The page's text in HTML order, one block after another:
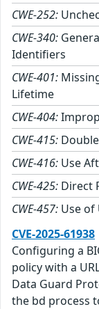
CWE-252:
CWE-340:
Identifiers
CWE-401:
Lifetime
CWE-404:
CWE-415:
CWE-416: Use
CWE-425: Direct
CWE-457: Use of
CVE-2025-61938
Configuring a
policy with a
Data Guard
the bd process